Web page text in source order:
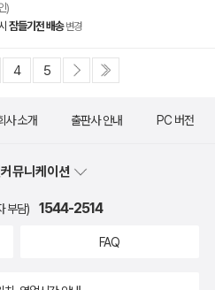
)
잠들기전 배송 변경
4 5
사 소개 출판사 안내 PC 버전
뮤니케이션
부담) 1544-2514
FAQ